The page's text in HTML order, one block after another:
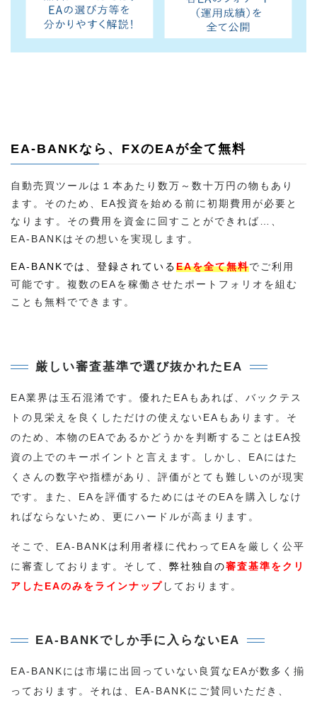
EA-BANKなら、FXのEAが全て無料
自動売買ツールは１本あたり数万～数十万円の物もあり
ます。そのため、EA投資を始める前に初期費用が必要と
なります。その費用を資金に回すことができれば…、
EA-BANKはその想いを実現します。
EA-BANKでは、登録されているEAを全て無料でご利用
可能です。複数のEAを稼働させたポートフォリオを組む
ことも無料でできます。
厳しい審査基準で選び抜かれたEA
EA業界は玉石混淆です。優れたEAもあれば、バックテス
トの見栄えを良くしただけの使えないEAもあります。そ
のため、本物のEAであるかどうかを判断することはEA投
資の上でのキーポイントと言えます。しかし、EAにはた
くさんの数字や指標があり、評価がとても難しいのが現実
です。また、EAを評価するためにはそのEAを購入しなけ
ればならないため、更にハードルが高まります。
そこで、EA-BANKは利用者様に代わってEAを厳しく公平
に審査しております。そして、 弊社独自の審査基準をクリ
アしたEAのみをラインナップ しております。
EA-BANKでしか手に入らないEA
EA-BANKには市場に出回っていない良質なEAが数多く揃
っております。それは、EA-BANKにご賛同いただき、